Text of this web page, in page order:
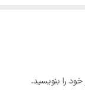
را بنویسید.